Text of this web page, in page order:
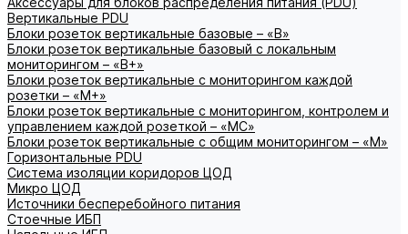
Вертикальные PDU
Блоки розеток вертикальные базовые – «В»
Блоки розеток вертикальные базовый с локальным
мониторингом – «В+»
Блоки розеток вертикальные с мониторингом каждой
розетки – «М+»
Блоки розеток вертикальные с мониторингом, контролем и
управлением каждой розеткой – «МС»
Блоки розеток вертикальные с общим мониторингом – «М»
Горизонтальные PDU
Система изоляции коридоров ЦОД
Микро ЦОД
Источники бесперебойного питания
Стоечные ИБП